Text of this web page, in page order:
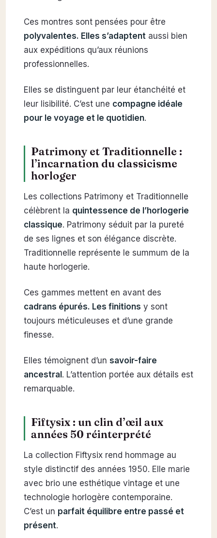
Ces montres sont pensées pour être
polyvalentes. Elles s’adaptent aussi bien
aux expéditions qu’aux réunions
professionnelles.
Elles se distinguent par leur étanchéité et
leur lisibilité. C’est une compagne idéale
pour le voyage et le quotidien.
Patrimony et Traditionnelle :
l’incarnation du classicisme
horloger
Les collections Patrimony et Traditionnelle
célèbrent la quintessence de l’horlogerie
classique. Patrimony séduit par la pureté
de ses lignes et son élégance discrète.
Traditionnelle représente le summum de la
haute horlogerie.
Ces gammes mettent en avant des
cadrans épurés. Les finitions y sont
toujours méticuleuses et d’une grande
finesse.
Elles témoignent d’un savoir-faire
ancestral. L’attention portée aux détails est
remarquable.
Fiftysix : un clin d’œil aux
années 50 réinterprété
La collection Fiftysix rend hommage au
style distinctif des années 1950. Elle marie
avec brio une esthétique vintage et une
technologie horlogère contemporaine.
C’est un parfait équilibre entre passé et
présent.